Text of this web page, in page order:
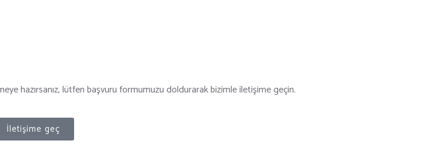
hazırsanız, lütfen başvuru formumuzu doldurarak bizimle iletişime geçin.
İletişime geç